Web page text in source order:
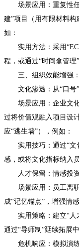
场景应用：重复性任
建”项目（用有限材料
如：
实用方法：采用
程，或通过“时间盒管理
三、组织效能增强：
文化渗透：从“口号”
场景应用：企业文化
过将价值观融入项目设
应“逃生墙”），例如：
实用技巧：通过“文
感，或将文化指标纳入
人才保留：情感投资
场景应用：员工离职
成“记忆锚点”，增强情
实用策略：建立“人
通过“导师制”延续拓展
危机响应：模拟演练